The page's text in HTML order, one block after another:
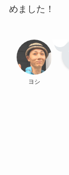
めました！
ヨシ